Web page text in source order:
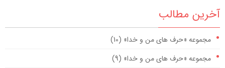
آخرین مطالب
مجموعه «حرف های من و خدا» (10)
مجموعه «حرف های من و خدا» (9)